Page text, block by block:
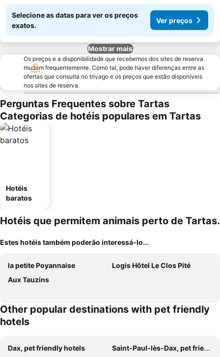
Selecione as datas para ver os preços
exatos.
Ver preços
Mostrar mais
Os preços e a disponibilidade que recebemos dos sites de reserva
mudam frequentemente. Como tal, pode haver diferenças entre as
ofertas que consulta no trivago e os preços que estão disponíveis
nos sites de reserva.
Perguntas Frequentes sobre Tartas
Categorias de hotéis populares em Tartas
Hotéis
baratos
Hotéis que permitem animais perto de Tartas.
Estes hotéis também poderão interessá-lo...
la petite Poyannaise
Logis Hôtel Le Clos Pité
Aux Tauzins
Other popular destinations with pet friendly
hotels
Dax, pet friendly hotels
Saint-Paul-lès-Dax, pet friendly hotels